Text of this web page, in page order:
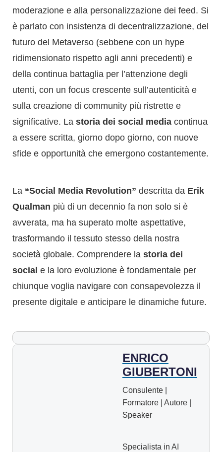
moderazione e alla personalizzazione dei feed. Si
è parlato con insistenza di decentralizzazione, del
futuro del Metaverso (sebbene con un hype
ridimensionato rispetto agli anni precedenti) e
della continua battaglia per l’attenzione degli
utenti, con un focus crescente sull’autenticità e
sulla creazione di community più ristrette e
significative. La storia dei social media continua
a essere scritta, giorno dopo giorno, con nuove
sfide e opportunità che emergono costantemente.
La “Social Media Revolution” descritta da Erik
Qualman più di un decennio fa non solo si è
avverata, ma ha superato molte aspettative,
trasformando il tessuto stesso della nostra
società globale. Comprendere la storia dei
social e la loro evoluzione è fondamentale per
chiunque voglia navigare con consapevolezza il
presente digitale e anticipare le dinamiche future.
ENRICO
GIUBERTONI
Consulente |
Formatore | Autore |
Speaker
Specialista in AI